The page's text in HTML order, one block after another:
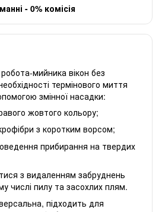
- 0% комісія
мийника вікон без
термінового миття
змінної насадки:
жовтого кольору;
з коротким ворсом;
прибирання на твердих
з видаленням забруднень
числі пилу та засохлих плям.
підходить для